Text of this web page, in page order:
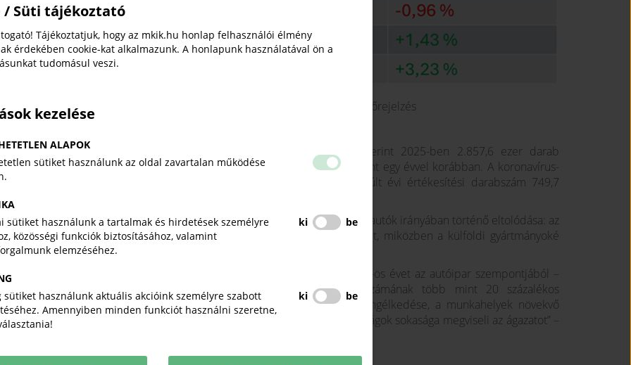
Forrás: KBA - Flensburg, CAM – Bergisch Gladbach, 2026: CAM-előrejelzés
AVDAjanuár első hetében nyilvánosságra hozott adatai szerint 2025-ben 2.857,6 ezer darab
személygépkocsit hoztak forgalomba, 1,4 százalékkal többet, mint egy évvel korábban. A koronavírus-
járvány előttivel összehasonlítva azonban gyászos a kép: a múlt évi értékesítési darabszám 749,7
2025-ben ugyanakkor folytatódott a keresletnek a hazai gyártású autók irányában történő eltolódása: az
1.994,4 ezres darabszám 4 százalékkal meghaladta a 2024. évit, miközben a külföldi gyártmányoké
863,2 ezerre, azaz 3 százalékkal elmaradt attól.
összességében „gyenge évnek” nevezte a 2025-ös évet az autóipar szempontjából –
utalva az újonnan forgalomba hozott személyautók darabszámának több mint 20 százalékos
elmaradására a 2019. évi rekordhoz képest. „A gazdaság gyöngélkedése, a munkahelyek növekvő
bizonytalansága, valamint a politikai, társadalmi és gazdasági válságok sokasága megviseli az ágazatot” –
/ Süti tájékoztató
Tájékoztatjuk, hogy az mkik.hu honlap felhasználói élmény
érdekében cookie-kat alkalmazunk. A honlapunk használatával ön a
tudomásul veszi.
kezelése
ALAPOK
sütiket használunk az oldal zavartalan működése
sütiket használunk a tartalmak és hirdetések személyre
közösségi funkciók biztosításához, valamint
elemzéséhez.
ki be
sütiket használunk aktuális akcióink személyre szabott
Amennyiben minden funkciót használni szeretne,
ki be